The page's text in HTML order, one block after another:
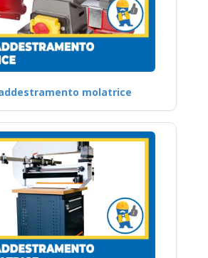
molatrice